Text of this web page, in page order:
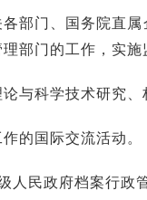
各部门、国务院直
部门的工作，实施
论与科学技术研究
的国际交流活动。
人民政府档案行政